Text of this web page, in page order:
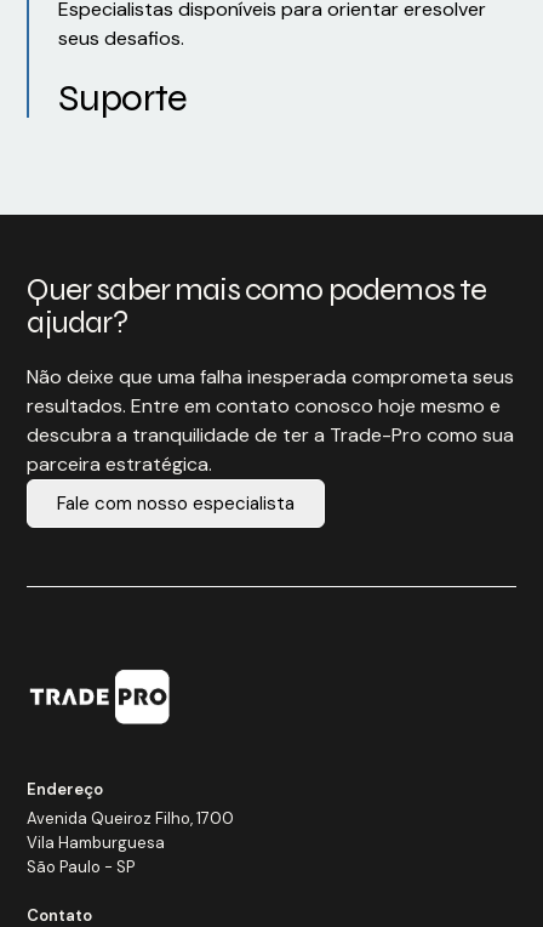
Especialistas disponíveis para orientar eresolver
seus desafios.
Suporte
Quer saber mais como podemos te
ajudar?
Não deixe que uma falha inesperada comprometa seus
resultados. Entre em contato conosco hoje mesmo e
descubra a tranquilidade de ter a Trade-Pro como sua
parceira estratégica.
Fale com nosso especialista
Endereço
Avenida Queiroz Filho, 1700
Vila Hamburguesa
São Paulo - SP
Contato